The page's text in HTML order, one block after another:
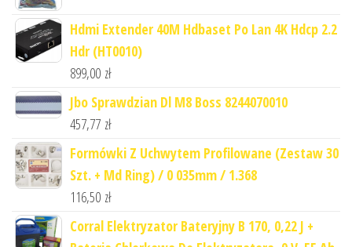
Hdmi Extender 40M Hdbaset Po Lan 4K Hdcp 2.2
Hdr (HT0010)
899,00 zł
Jbo Sprawdzian Dl M8 Boss 8244070010
457,77 zł
Formówki Z Uchwytem Profilowane (Zestaw 30
Szt. + Md Ring) / 0 035mm / 1.368
116,50 zł
Corral Elektryzator Bateryjny B 170, 0,22 J +